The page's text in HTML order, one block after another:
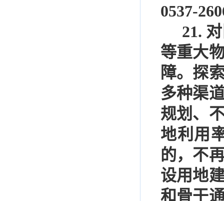
0537-
21.
等重大
障。探
多种渠
规划、
地利用
的，不
设用地
和骨干